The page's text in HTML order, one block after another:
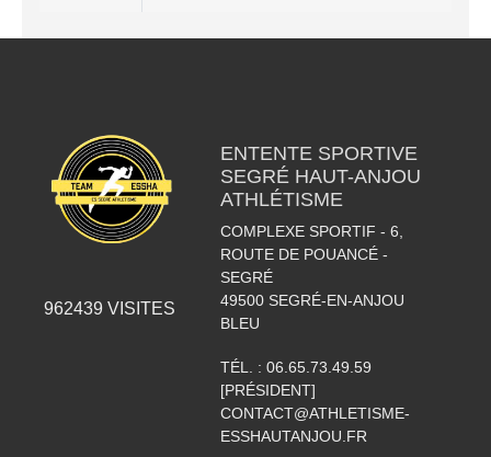
962439 VISITES
ENTENTE SPORTIVE
SEGRÉ HAUT-ANJOU
ATHLÉTISME
COMPLEXE SPORTIF - 6,
ROUTE DE POUANCÉ -
SEGRÉ
49500 SEGRÉ-EN-ANJOU
BLEU
TÉL. : 06.65.73.49.59
[PRÉSIDENT]
CONTACT@ATHLETISME-
ESSHAUTANJOU.FR